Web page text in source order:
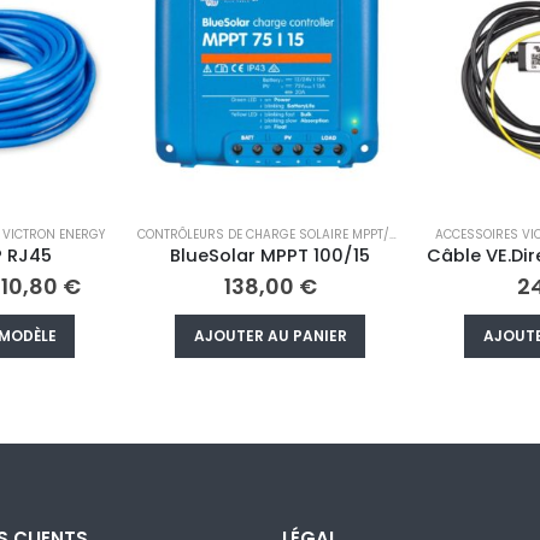
CONTRÔLEURS DE CHARGE SOLAIRE MPPT/PWM VICTRON ENERGY
100/15
€
ACCESSOIRES VICTRON,VICTRON ENERGY
24,00 €
AJOUTER AU PANIER
MONITEURS ET